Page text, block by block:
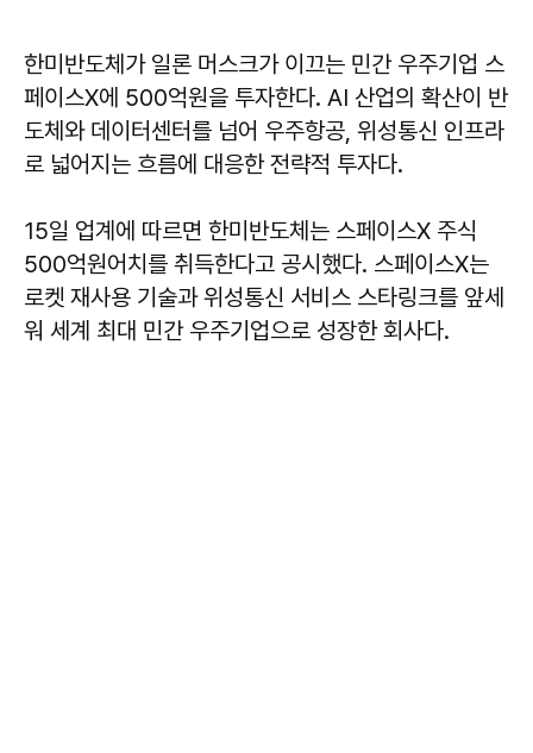
한미반도체가 일론 머스크가 이끄는 민간 우주기업 스
페이스X에 500억원을 투자한다. AI 산업의 확산이 반
도체와 데이터센터를 넘어 우주항공, 위성통신 인프라
로 넓어지는 흐름에 대응한 전략적 투자다.
15일 업계에 따르면 한미반도체는 스페이스X 주식
500억원어치를 취득한다고 공시했다. 스페이스X는
로켓 재사용 기술과 위성통신 서비스 스타링크를 앞세
워 세계 최대 민간 우주기업으로 성장한 회사다.